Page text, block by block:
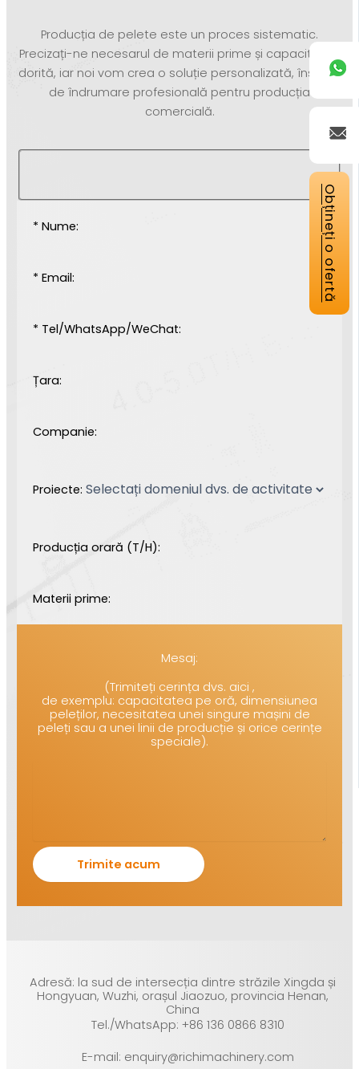
Producția de pelete este un proces sistematic.
Precizați-ne necesarul de materii prime și capacitatea
dorită, iar noi vom crea o soluție personalizată, însoțită
de îndrumare profesională pentru producția
comercială.
* Nume:
* Email:
* Tel/WhatsApp/WeChat:
Țara:
Companie:
Proiecte:
Producția orară (T/H):
Materii prime:
Mesaj:
(Trimiteți cerința dvs. aici ,
de exemplu: capacitatea pe oră, dimensiunea
peleților, necesitatea unei singure mașini de
peleți sau a unei linii de producție și orice cerințe
speciale).
Adresă: la sud de intersecția dintre străzile Xingda și
Hongyuan, Wuzhi, orașul Jiaozuo, provincia Henan,
China
Tel./WhatsApp: +86 136 0866 8310
E-mail: enquiry@richimachinery.com
Obțineți o ofertă